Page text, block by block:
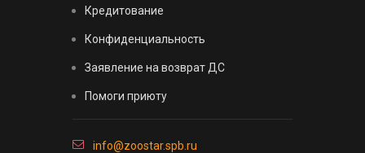
Кредитование
Конфиденциальность
Заявление на возврат ДС
Помоги приюту
info@zoostar.spb.ru